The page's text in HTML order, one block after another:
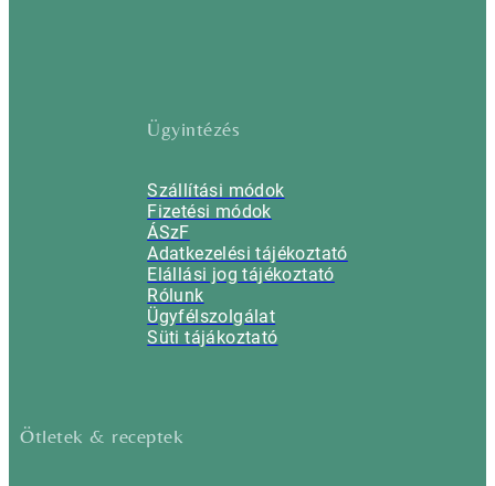
Ügyintézés
Szállítási módok
Fizetési módok
ÁSzF
Adatkezelési tájékoztató
Elállási jog tájékoztató
Rólunk
Ügyfélszolgálat
Süti tájákoztató
Ötletek & receptek